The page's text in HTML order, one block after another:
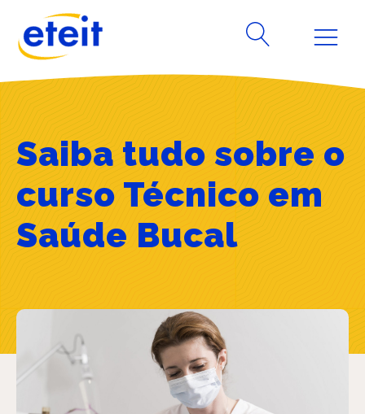
Saiba tudo sobre o
curso Técnico em
Saúde Bucal